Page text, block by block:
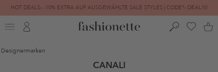
HOT DEALS: -10% EXTRA AUF AUSGEWÄHLTE SALE STYLES | CODE*: DEAL10
FINAL SALE | BIS ZU -80% REDUZIERT
Designermarken
CANALI